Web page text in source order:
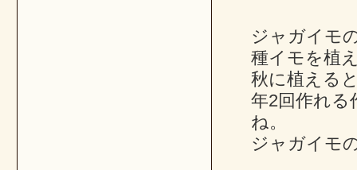
ジャガイモ
種イモを植
秋に植える
年2回作れる
ね。
ジャガイモ